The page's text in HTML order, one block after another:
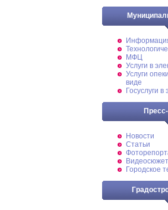
МФЦ
Услуги в
Услуги
виде
Госуслуги
Новости
Статьи
Городское